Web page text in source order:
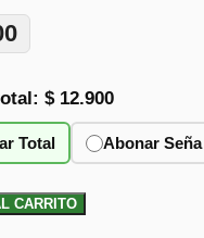
$ 12.900
Total Abonar Seña
CARRITO